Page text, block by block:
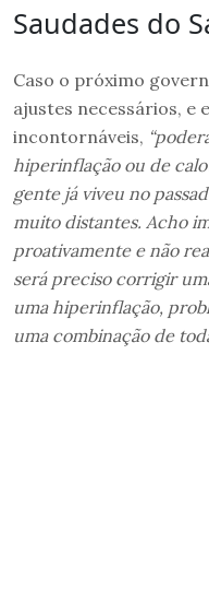
Saudades do
Caso o próximo
ajustes necessários, e
incontornáveis,
hiperinflação ou de
gente já viveu no
muito distantes. Acho
proativamente e não
será preciso corrigir
uma hiperinflação,
uma combinação de